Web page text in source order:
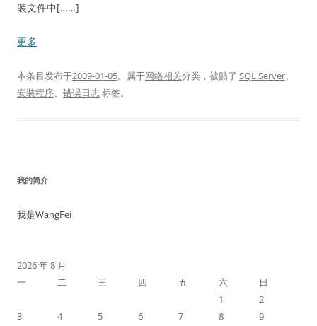
装文件中[……]
更多
本条目发布于2009-01-05。属于网络相关分类，被贴了 SQL Server、
安装程序、 错误日志标签。
我的简介
我是WangFei
2026 年 8 月
一
二 三 四 五 六
日
1
2
3
4 5 6 7 8
9